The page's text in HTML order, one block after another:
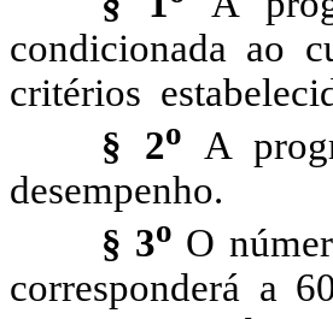
condicionada ao
critérios
§ 2o A
desempenho.
§ 3o O
corresponderá a